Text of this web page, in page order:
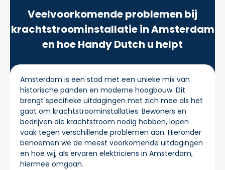
Veelvoorkomende problemen bij
krachtstroominstallatie in Amsterdam
en hoe Handy Dutch u helpt
Amsterdam is een stad met een unieke mix van
historische panden en moderne hoogbouw. Dit
brengt specifieke uitdagingen met zich mee als het
gaat om krachtstroominstallaties. Bewoners en
bedrijven die krachtstroom nodig hebben, lopen
vaak tegen verschillende problemen aan. Hieronder
benoemen we de meest voorkomende uitdagingen
en hoe wij, als ervaren elektriciens in Amsterdam,
hiermee omgaan.